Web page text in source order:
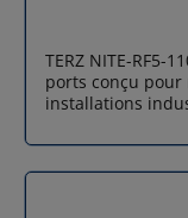
TERZ NITE-RF5-
ports conçu pour
installations
les environnements
extra-plat (32,5